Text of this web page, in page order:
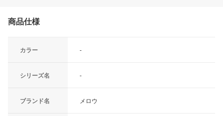
商品仕様
カラー -
シリーズ名 -
ブランド名 メロウ